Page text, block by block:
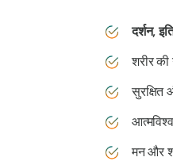
दर्शन,
शरीर
सुरक्षित
मन और